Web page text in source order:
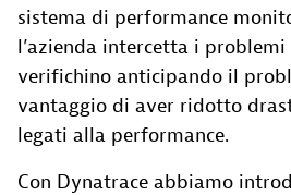
sistema di performance
l’azienda intercetta i
verifichino anticipando il
vantaggio di aver ridotto
legati alla performance.
Con Dynatrace abbiamo